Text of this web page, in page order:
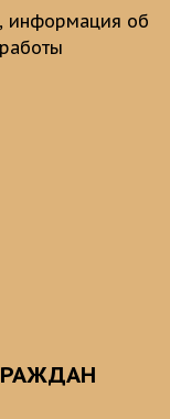
информация об